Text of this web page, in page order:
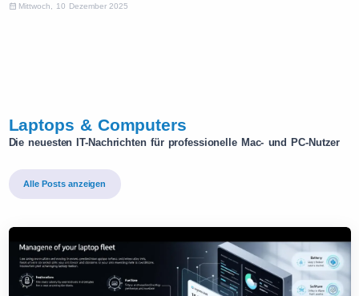
Mittwoch, 10 Dezember 2025
Laptops & Computers
Die neuesten IT-Nachrichten für professionelle Mac- und PC-Nutzer
Alle Posts anzeigen